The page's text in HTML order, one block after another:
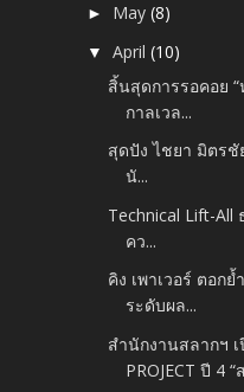
► May(8)
▼April(10)
สิ้นสุดการรอคอย
กาลเวล...
สุดปัง ไชยา มิตรชั
นั...
Technical Lift-All
คว...
คิง เพาเวอร์ ตอก
ระดับผล...
สำนักงานสลากฯ เ
PROJECT ปี 4 “